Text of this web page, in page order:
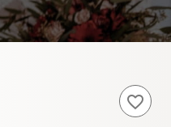
favorite_border